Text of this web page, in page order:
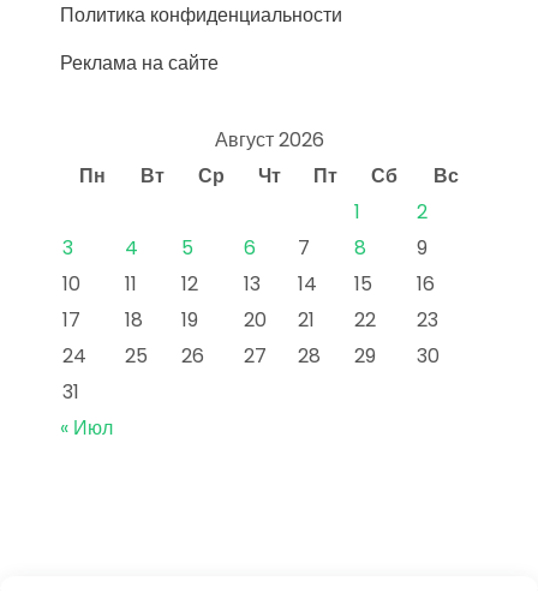
Политика конфиденциальности
Реклама на сайте
Август 2026
Пн
Вт Ср Чт Пт Сб
Вс
1
2
3
4 5 6 7 8
9
10
11 12 13 14 15
16
17
18 19 20 21 22
23
24
25 26 27 28 29
30
31
« Июл